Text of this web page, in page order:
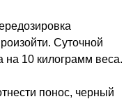
Суточной
на 10 килограмм веса.
понос, черный